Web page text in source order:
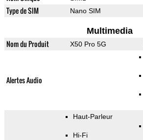
Type de SIM Nano SIM
Multimedia
Nom du Produit X50 Pro 5G
Alertes Audio
Haut-Parleur
Hi-Fi